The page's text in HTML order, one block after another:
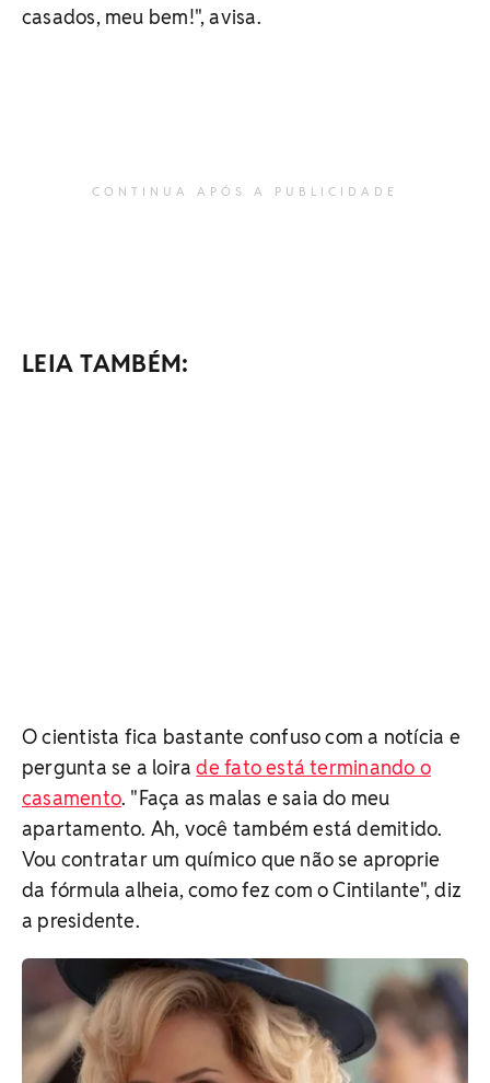
casados, meu bem!", avisa.
CONTINUA APÓS A PUBLICIDADE
LEIA TAMBÉM:
O cientista fica bastante confuso com a notícia e
pergunta se a loirade fato está terminando o
casamento. "Faça as malas e saia do meu
apartamento. Ah, você também está demitido.
Vou contratar um químico que não se aproprie
da fórmula alheia, como fez com o Cintilante", diz
a presidente.